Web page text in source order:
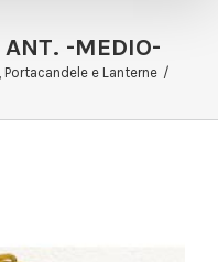
ANT. -MEDIO-
, Portacandele e Lanterne /